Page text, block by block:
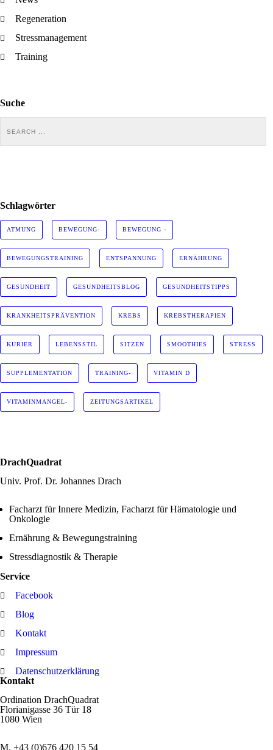
Regeneration
Stressmanagement
Training
Suche
Schlagwörter
ATMUNG BEWEGUNG- BEWEGUNG -
BEWEGUNGSTRAINING ENTSPANNUNG ERNÄHRUNG
GESUNDHEIT GESUNDHEITSBLOG GESUNDHEITSTIPPS
KRANKHEITSPRÄVENTION KREBS KREBSTHERAPIEN
KURIER LEBENSSTIL SITZEN SMOOTHIES STRESS
SUPPLEMENTATION TRAINING- VITAMIN D
VITAMINMANGEL- ZEITUNGSARTIKEL
DrachQuadrat
Univ. Prof. Dr. Johannes Drach
Facharzt für Innere Medizin, Facharzt für Hämatologie und
Onkologie
Ernährung & Bewegungstraining
Stressdiagnostik & Therapie
Service
Facebook
Blog
Kontakt
Impressum
Datenschutzerklärung
Kontakt
Ordination DrachQuadrat
Florianigasse 36 Tür 18
1080 Wien
M. +43 (0)676 420 15 54